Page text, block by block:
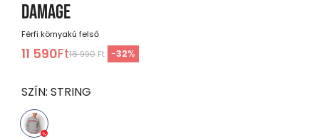
DAMAGE
Férfi környakú felső
11 590Ft16 990 Ft -32%
SZÍN: STRING